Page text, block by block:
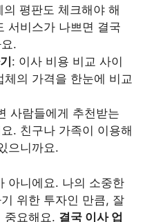
의 평판도 체크해야 해
서비스가 나쁘면 결국
.
: 이사 비용 비교 사이
체의 가격을 한눈에 비교
사람들에게 추천받는
. 친구나 가족이 이용해
으니까요.
아니에요. 나의 소중한
위한 투자인 만큼, 잘
중요해요. 결국 이사 업